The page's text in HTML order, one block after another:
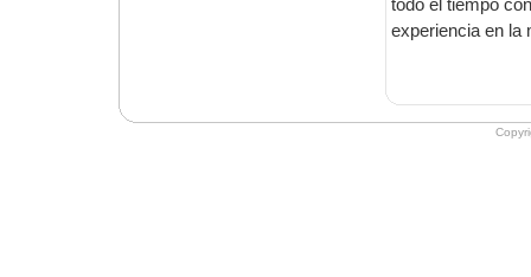
todo el tiempo controladas por sistemas automáticos dentro de un laboratorio con